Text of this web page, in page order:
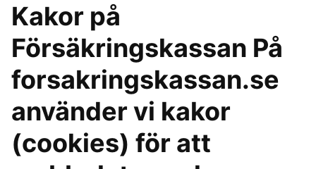
Kakor på
Försäkringskassan På
forsakringskassan.se
använder vi kakor
(cookies) för att